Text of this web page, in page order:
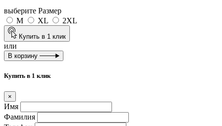
выберите Размер
M
XL 2XL
Купить в 1 клик
или
В корзину
Купить в 1 клик
×
Имя
Фамилия